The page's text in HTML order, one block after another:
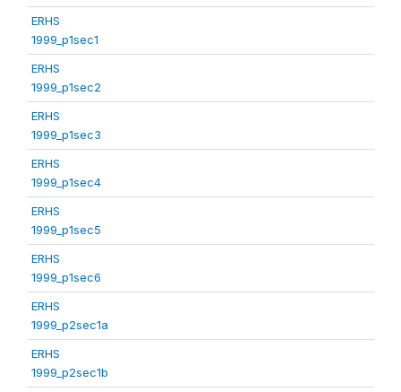
ERHS
1999_p1sec1
ERHS
1999_p1sec2
ERHS
1999_p1sec3
ERHS
1999_p1sec4
ERHS
1999_p1sec5
ERHS
1999_p1sec6
ERHS
1999_p2sec1a
ERHS
1999_p2sec1b